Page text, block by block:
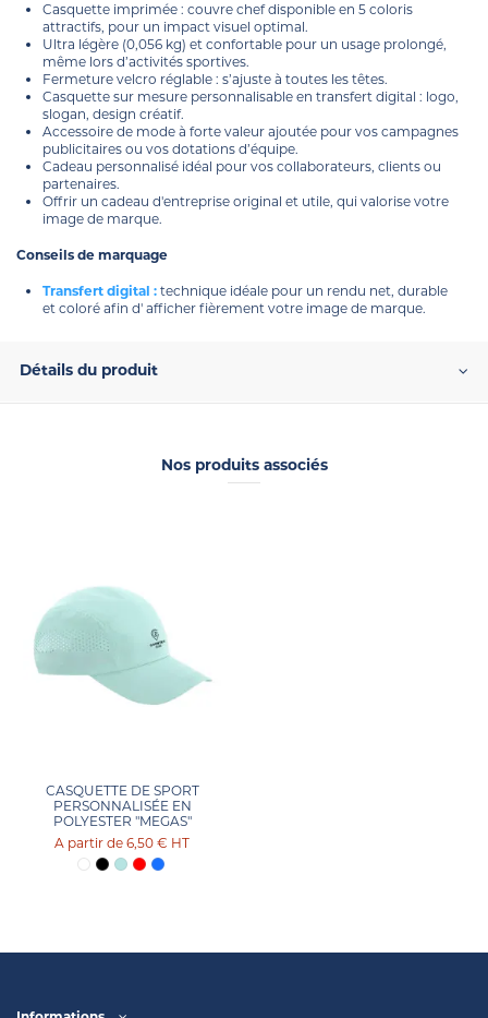
Casquette imprimée : couvre chef disponible en 5 coloris
attractifs, pour un impact visuel optimal.
Ultra légère (0,056 kg) et confortable pour un usage prolongé,
même lors d’activités sportives.
Fermeture velcro réglable : s’ajuste à toutes les têtes.
Casquette sur mesure personnalisable en transfert digital : logo,
slogan, design créatif.
Accessoire de mode à forte valeur ajoutée pour vos campagnes
publicitaires ou vos dotations d’équipe.
Cadeau personnalisé idéal pour vos collaborateurs, clients ou
partenaires.
Offrir un cadeau d'entreprise original et utile, qui valorise votre
image de marque.
Conseils de marquage
Transfert digital : technique idéale pour un rendu net, durable
et coloré afin d' afficher fièrement votre image de marque.
Détails du produit
Nos produits associés
CASQUETTE DE SPORT
PERSONNALISÉE EN
POLYESTER "MEGAS"
6,50 € HT